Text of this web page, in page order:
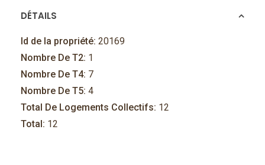
DÉTAILS
Id de la propriété: 20169
Nombre De T2: 1
Nombre De T4: 7
Nombre De T5: 4
Total De Logements Collectifs: 12
Total: 12